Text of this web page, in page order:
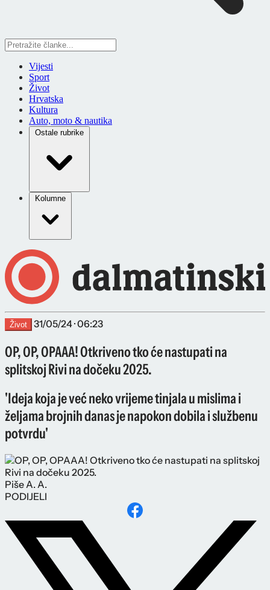
Vijesti
Sport
Život
Hrvatska
Kultura
Auto, moto & nautika
Ostale rubrike
Kolumne
Život 31/05/24 · 06:23
OP, OP, OPAAA! Otkriveno tko će nastupati na
splitskoj Rivi na dočeku 2025.
'Ideja koja je već neko vrijeme tinjala u mislima i
željama brojnih danas je napokon dobila i službenu
potvrdu'
PišeA. A.
PODIJELI